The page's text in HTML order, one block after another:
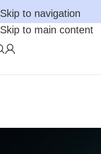
Skip to navigation
Skip to main content